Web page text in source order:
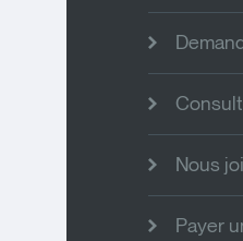
Nous
Payer